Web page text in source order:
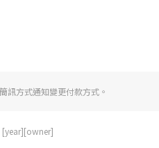
訊方式通知變更付款方式。